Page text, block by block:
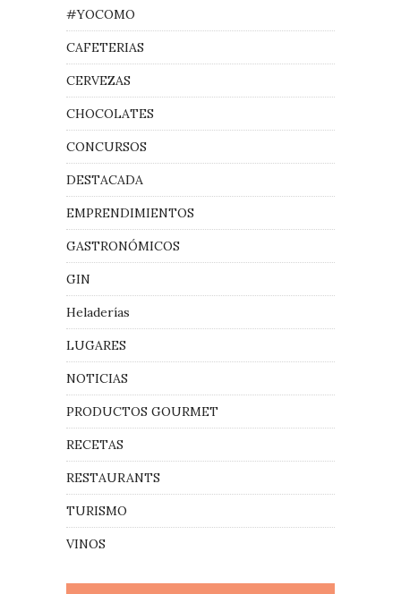
#YOCOMO
CAFETERIAS
CERVEZAS
CHOCOLATES
CONCURSOS
DESTACADA
EMPRENDIMIENTOS
GASTRONÓMICOS
GIN
Heladerías
LUGARES
NOTICIAS
PRODUCTOS GOURMET
RECETAS
RESTAURANTS
TURISMO
VINOS